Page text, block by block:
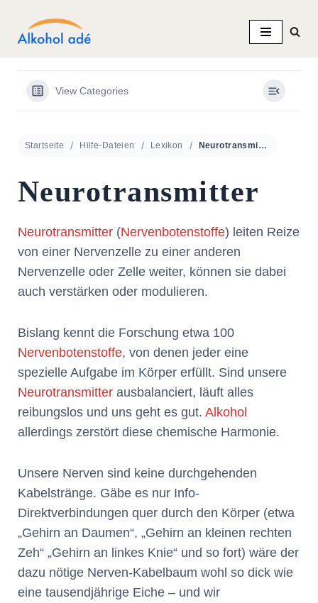
Zum
View Categories
Startseite Hilfe-Dateien Lexikon Neurotransmitter
Neurotransmitter
Neurotransmitter (Nervenbotenstoffe) leiten Reize
von einer Nervenzelle zu einer anderen
Nervenzelle oder Zelle weiter, können sie dabei
auch verstärken oder modulieren.
Bislang kennt die Forschung etwa 100
Nervenbotenstoffe, von denen jeder eine
spezielle Aufgabe im Körper erfüllt. Sind unsere
Neurotransmitter ausbalanciert, läuft alles
reibungslos und uns geht es gut. Alkohol
allerdings zerstört diese chemische Harmonie.
Unsere Nerven sind keine durchgehenden
Kabelstränge. Gäbe es nur Info-
Direktverbindungen quer durch den Körper (etwa
„Gehirn an Daumen“, „Gehirn an kleinen rechten
Zeh“ „Gehirn an linkes Knie“ und so fort) wäre der
dazu nötige Nerven-Kabelbaum wohl so dick wie
eine tausendjährige Eiche – und wir